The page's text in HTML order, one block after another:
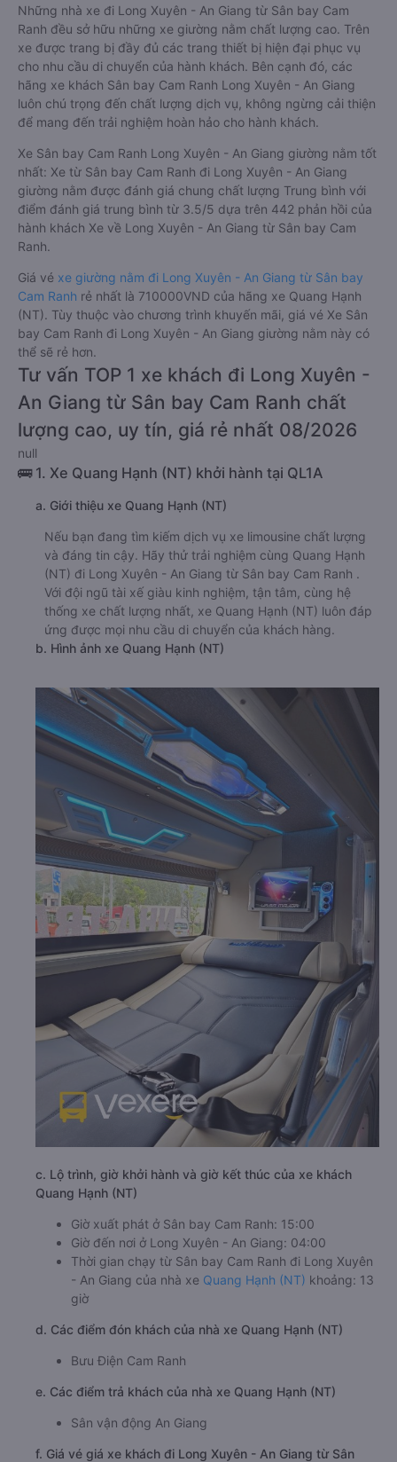
Những nhà xe đi Long Xuyên - An Giang từ Sân bay Cam
Ranh đều sở hữu những xe giường nằm chất lượng cao. Trên
xe được trang bị đầy đủ các trang thiết bị hiện đại phục vụ
cho nhu cầu di chuyển của hành khách. Bên cạnh đó, các
hãng xe khách Sân bay Cam Ranh Long Xuyên - An Giang
luôn chú trọng đến chất lượng dịch vụ, không ngừng cải thiện
để mang đến trải nghiệm hoàn hảo cho hành khách.
Xe Sân bay Cam Ranh Long Xuyên - An Giang giường nằm tốt
nhất: Xe từ Sân bay Cam Ranh đi Long Xuyên - An Giang
giường nằm được đánh giá chung chất lượng Trung bình với
điểm đánh giá trung bình từ 3.5/5 dựa trên 442 phản hồi của
hành khách Xe về Long Xuyên - An Giang từ Sân bay Cam
Ranh.
Giá vé xe giường nằm đi Long Xuyên - An Giang từ Sân bay
Cam Ranh rẻ nhất là 710000VND của hãng xe Quang Hạnh
(NT). Tùy thuộc vào chương trình khuyến mãi, giá vé Xe Sân
bay Cam Ranh đi Long Xuyên - An Giang giường nằm này có
thể sẽ rẻ hơn.
Tư vấn TOP 1 xe khách đi Long Xuyên -
An Giang từ Sân bay Cam Ranh chất
lượng cao, uy tín, giá rẻ nhất 08/2026
null
🚌 1. Xe Quang Hạnh (NT) khởi hành tại QL1A
a. Giới thiệu xe Quang Hạnh (NT)
Nếu bạn đang tìm kiếm dịch vụ xe limousine chất lượng
và đáng tin cậy. Hãy thử trải nghiệm cùng Quang Hạnh
(NT) đi Long Xuyên - An Giang từ Sân bay Cam Ranh .
Với đội ngũ tài xế giàu kinh nghiệm, tận tâm, cùng hệ
thống xe chất lượng nhất, xe Quang Hạnh (NT) luôn đáp
ứng được mọi nhu cầu di chuyển của khách hàng.
b. Hình ảnh xe Quang Hạnh (NT)
c. Lộ trình, giờ khởi hành và giờ kết thúc của xe khách
Quang Hạnh (NT)
Giờ xuất phát ở Sân bay Cam Ranh: 15:00
Giờ đến nơi ở Long Xuyên - An Giang: 04:00
Thời gian chạy từ Sân bay Cam Ranh đi Long Xuyên
- An Giang của nhà xe Quang Hạnh (NT) khoảng: 13
giờ
d. Các điểm đón khách của nhà xe Quang Hạnh (NT)
Bưu Điện Cam Ranh
e. Các điểm trả khách của nhà xe Quang Hạnh (NT)
Sân vận động An Giang
f. Giá vé giá xe khách đi Long Xuyên - An Giang từ Sân